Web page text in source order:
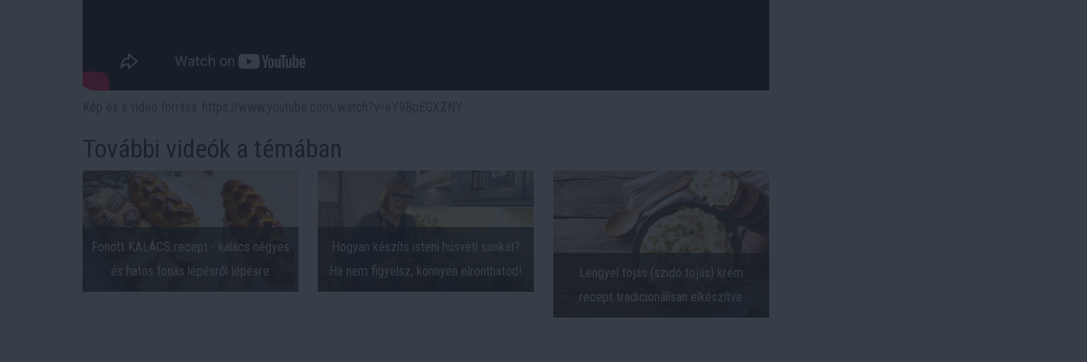
További videók a témában
Fonott KALÁCS recept - kalács négyes
és hatos fonás lépésről lépésre
Hogyan készíts isteni húsvéti sonkát?
Ha nem figyelsz, könnyen elronthatod!
Lengyel tojás (szidó tojás) krém
recept tradicionálisan elkészítve